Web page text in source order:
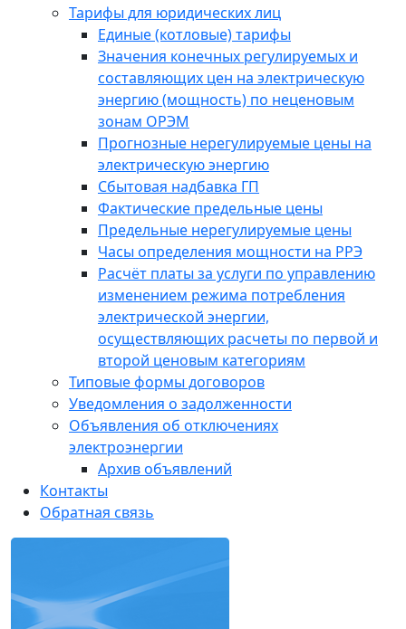
Тарифы для юридических лиц
Единые (котловые) тарифы
Значения конечных регулируемых и
составляющих цен на электрическую
энергию (мощность) по неценовым
зонам ОРЭМ
Прогнозные нерегулируемые цены на
электрическую энергию
Сбытовая надбавка ГП
Фактические предельные цены
Предельные нерегулируемые цены
Часы определения мощности на РРЭ
Расчёт платы за услуги по управлению
изменением режима потребления
электрической энергии,
осуществляющих расчеты по первой и
второй ценовым категориям
Типовые формы договоров
Уведомления о задолженности
Объявления об отключениях
электроэнергии
Архив объявлений
Контакты
Обратная связь